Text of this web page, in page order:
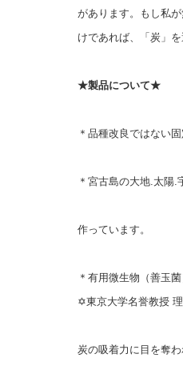
があります。もし私
けであれば、「炭」を
★製品について★
＊品種改良ではない
＊宮古島の大地.太陽
作っています。
＊有用微生物（善玉
✡東京大学名誉教授
炭の吸着力に目を奪